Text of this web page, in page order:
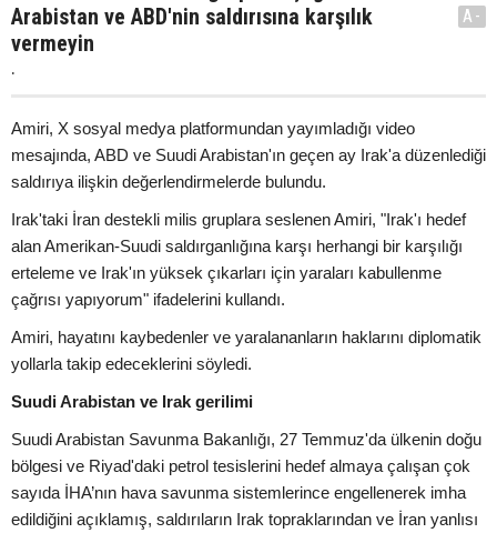
Arabistan ve ABD'nin saldırısına karşılık
vermeyin
.
A-
Amiri, X sosyal medya platformundan yayımladığı video
mesajında, ABD ve Suudi Arabistan'ın geçen ay Irak'a düzenlediği
saldırıya ilişkin değerlendirmelerde bulundu.
Irak'taki İran destekli milis gruplara seslenen Amiri, "Irak'ı hedef
alan Amerikan-Suudi saldırganlığına karşı herhangi bir karşılığı
erteleme ve Irak'ın yüksek çıkarları için yaraları kabullenme
çağrısı yapıyorum" ifadelerini kullandı.
Amiri, hayatını kaybedenler ve yaralananların haklarını diplomatik
yollarla takip edeceklerini söyledi.
Suudi Arabistan ve Irak gerilimi
Suudi Arabistan Savunma Bakanlığı, 27 Temmuz'da ülkenin doğu
bölgesi ve Riyad'daki petrol tesislerini hedef almaya çalışan çok
sayıda İHA’nın hava savunma sistemlerince engellenerek imha
edildiğini açıklamış, saldırıların Irak topraklarından ve İran yanlısı